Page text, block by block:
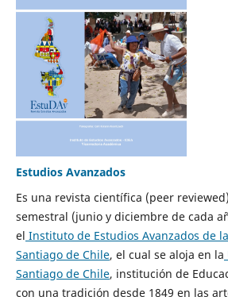
Estudios Avanzados
Es una revista científica (peer
semestral (junio y diciembre de cada
el Instituto de Estudios Avanzados de
Santiago de Chile, el cual se aloja en la
Santiago de Chile, institución de
con una tradición desde 1849 en las